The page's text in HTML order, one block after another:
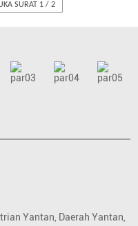
SURAT 1 / 2
Yantan, Daerah Yantan,